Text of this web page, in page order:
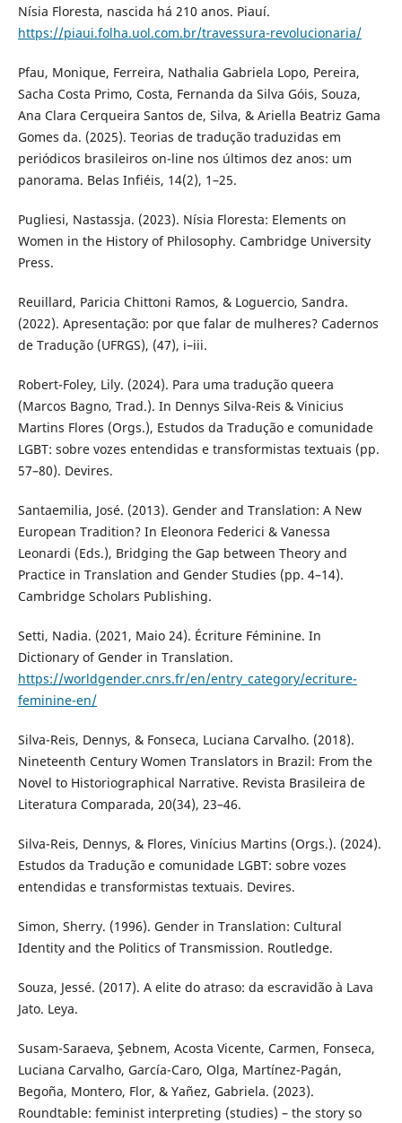
Nísia Floresta, nascida há 210 anos. Piauí.
https://piaui.folha.uol.com.br/travessura-revolucionaria/
Pfau, Monique, Ferreira, Nathalia Gabriela Lopo, Pereira,
Sacha Costa Primo, Costa, Fernanda da Silva Góis, Souza,
Ana Clara Cerqueira Santos de, Silva, & Ariella Beatriz Gama
Gomes da. (2025). Teorias de tradução traduzidas em
periódicos brasileiros on-line nos últimos dez anos: um
panorama. Belas Infiéis, 14(2), 1–25.
Pugliesi, Nastassja. (2023). Nísia Floresta: Elements on
Women in the History of Philosophy. Cambridge University
Press.
Reuillard, Paricia Chittoni Ramos, & Loguercio, Sandra.
(2022). Apresentação: por que falar de mulheres? Cadernos
de Tradução (UFRGS), (47), i–iii.
Robert-Foley, Lily. (2024). Para uma tradução queera
(Marcos Bagno, Trad.). In Dennys Silva-Reis & Vinicius
Martins Flores (Orgs.), Estudos da Tradução e comunidade
LGBT: sobre vozes entendidas e transformistas textuais (pp.
57–80). Devires.
Santaemilia, José. (2013). Gender and Translation: A New
European Tradition? In Eleonora Federici & Vanessa
Leonardi (Eds.), Bridging the Gap between Theory and
Practice in Translation and Gender Studies (pp. 4–14).
Cambridge Scholars Publishing.
Setti, Nadia. (2021, Maio 24). Écriture Féminine. In
Dictionary of Gender in Translation.
https://worldgender.cnrs.fr/en/entry_category/ecriture-
feminine-en/
Silva-Reis, Dennys, & Fonseca, Luciana Carvalho. (2018).
Nineteenth Century Women Translators in Brazil: From the
Novel to Historiographical Narrative. Revista Brasileira de
Literatura Comparada, 20(34), 23–46.
Silva-Reis, Dennys, & Flores, Vinícius Martins (Orgs.). (2024).
Estudos da Tradução e comunidade LGBT: sobre vozes
entendidas e transformistas textuais. Devires.
Simon, Sherry. (1996). Gender in Translation: Cultural
Identity and the Politics of Transmission. Routledge.
Souza, Jessé. (2017). A elite do atraso: da escravidão à Lava
Jato. Leya.
Susam-Saraeva, Şebnem, Acosta Vicente, Carmen, Fonseca,
Luciana Carvalho, García-Caro, Olga, Martínez-Pagán,
Begoña, Montero, Flor, & Yañez, Gabriela. (2023).
Roundtable: feminist interpreting (studies) – the story so